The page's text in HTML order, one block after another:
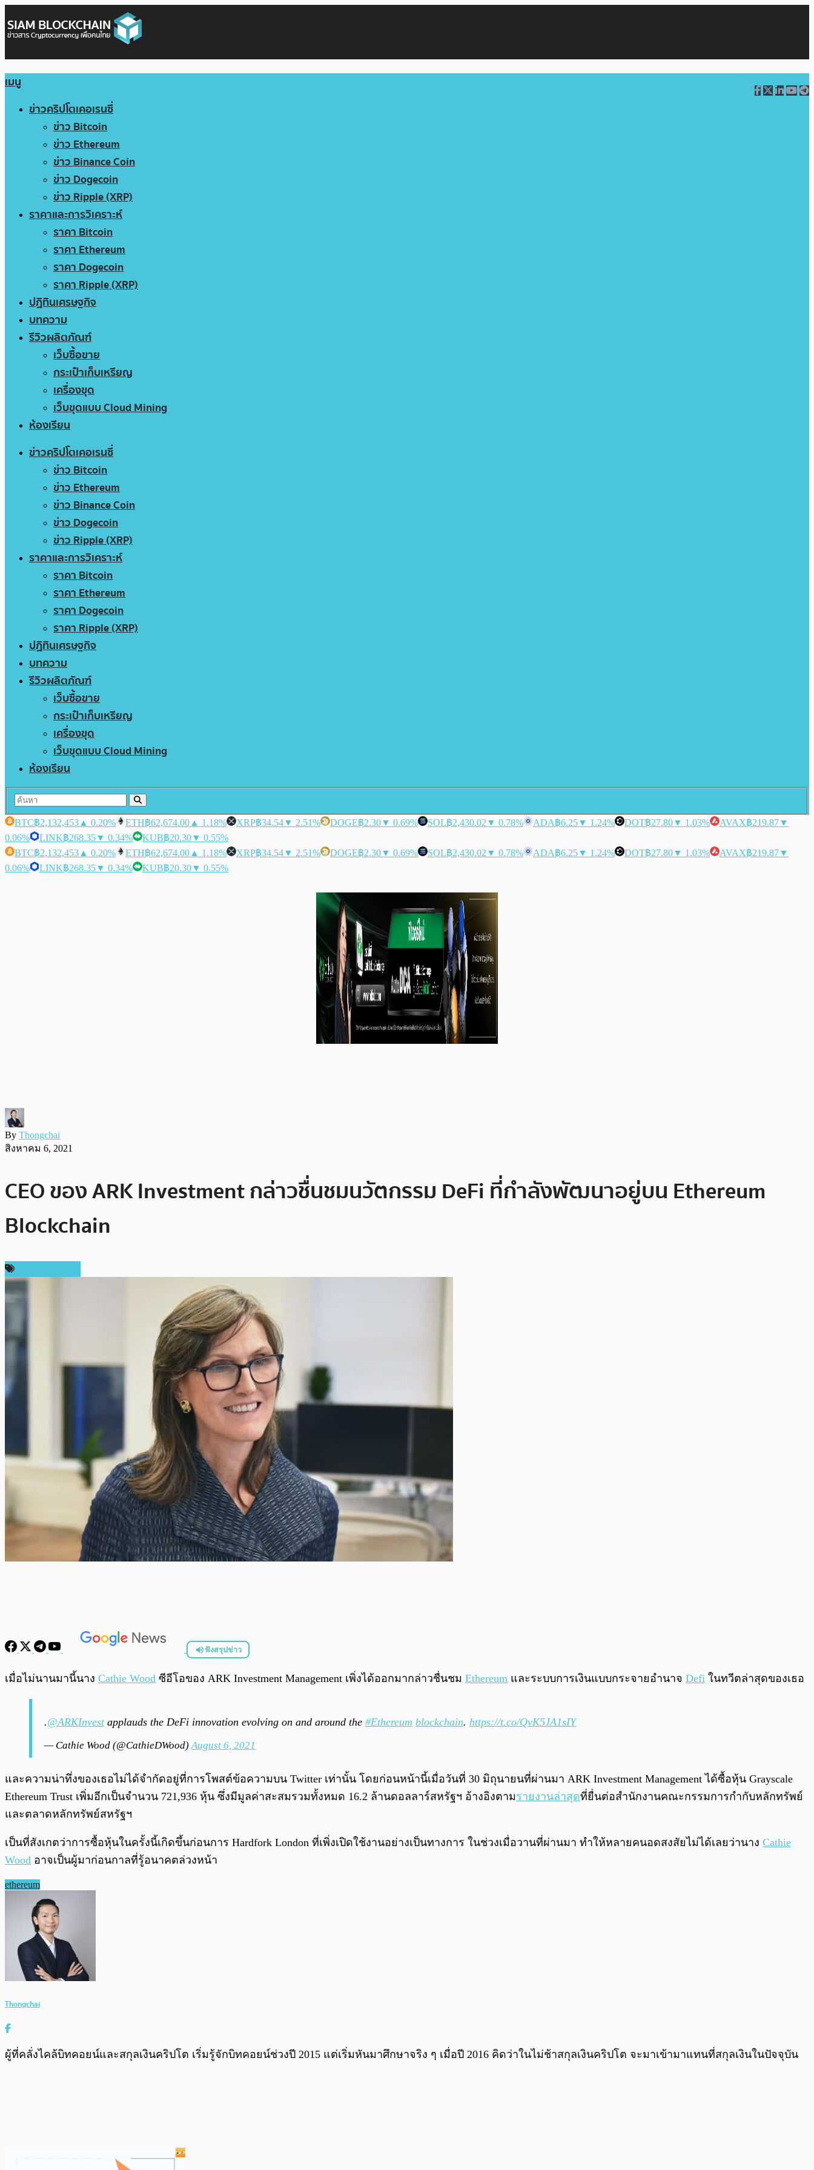
เมนู
ข่าวคริปโตเคอเรนซี่
ข่าว Bitcoin
ข่าว Ethereum
ข่าว Binance Coin
ข่าว Dogecoin
ข่าว Ripple (XRP)
ราคาและการวิเคราะห์
ราคา Bitcoin
ราคา Ethereum
ราคา Dogecoin
ราคา Ripple (XRP)
ปฏิทินเศรษฐกิจ
บทความ
รีวิวผลิตภัณฑ์
เว็บซื้อขาย
กระเป๋าเก็บเหรียญ
เครื่องขุด
เว็บขุดแบบ Cloud Mining
ห้องเรียน
ข่าวคริปโตเคอเรนซี่
ข่าว Bitcoin
ข่าว Ethereum
ข่าว Binance Coin
ข่าว Dogecoin
ข่าว Ripple (XRP)
ราคาและการวิเคราะห์
ราคา Bitcoin
ราคา Ethereum
ราคา Dogecoin
ราคา Ripple (XRP)
ปฏิทินเศรษฐกิจ
บทความ
รีวิวผลิตภัณฑ์
เว็บซื้อขาย
กระเป๋าเก็บเหรียญ
เครื่องขุด
เว็บขุดแบบ Cloud Mining
ห้องเรียน
BTC฿2,132,453 ▲ 0.20% ETH฿62,674.00 ▲ 1.18% XRP฿34.54▼ 2.51% DOGE฿2.30▼ 0.69% SOL฿2,430.02 ▼ 0.78% ADA฿6.25▼ 1.24% DOT฿27.80▼ 1.03% AVAX฿219.87▼
0.06%
LINK฿268.35▼ 0.34% KUB฿20.30▼ 0.55%
BTC฿2,132,453 ▲ 0.20% ETH฿62,674.00 ▲ 1.18% XRP฿34.54▼ 2.51% DOGE฿2.30▼ 0.69% SOL฿2,430.02 ▼ 0.78% ADA฿6.25▼ 1.24% DOT฿27.80▼ 1.03% AVAX฿219.87▼
0.06%
LINK฿268.35▼ 0.34% KUB฿20.30▼ 0.55%
By Thongchai
สิงหาคม 6, 2021
CEO ของ ARK Investment กล่าวชื่นชมนวัตกรรม DeFi ที่กำลังพัฒนาอยู่บน Ethereum
Blockchain
ฟังสรุปข่าว
0:00 /
เมื่อไม่นานมานี้นาง Cathie Wood ซีอีโอของ ARK Investment Management เพิ่งได้ออกมากล่าวชื่นชม Ethereum และระบบการเงินแบบกระจายอำนาจ Defi ในทวีตล่าสุดของเธอ
.@ARKInvestapplauds the DeFi innovation evolving on and around the #Ethereum blockchain. https://t.co/QvK5JA1sIY
— Cathie Wood (@CathieDWood)August 6, 2021
และความน่าทึ่งของเธอไม่ได้จำกัดอยู่ที่การโพสต์ข้อความบน Twitter เท่านั้น โดยก่อนหน้านี้เมื่อวันที่ 30 มิถุนายนที่ผ่านมา ARK Investment Management ได้ซื้อหุ้น Grayscale
Ethereum Trust เพิ่มอีกเป็นจำนวน 721,936 หุ้น ซึ่งมีมูลค่าสะสมรวมทั้งหมด 16.2 ล้านดอลลาร์สหรัฐฯ อ้างอิงตามรายงานล่าสุดที่ยื่นต่อสำนักงานคณะกรรมการกำกับหลักทรัพย์
และตลาดหลักทรัพย์สหรัฐฯ
เป็นที่สังเกตว่าการซื้อหุ้นในครั้งนี้เกิดขึ้นก่อนการ Hardfork London ที่เพิ่งเปิดใช้งานอย่างเป็นทางการ ในช่วงเมื่อวานที่ผ่านมา ทำให้หลายคนอดสงสัยไม่ได้เลยว่านาง Cathie
Wood อาจเป็นผู้มาก่อนกาลที่รู้อนาคตล่วงหน้า
ethereum
Thongchai
ผู้ที่คลั่งไคล้บิทคอยน์และสกุลเงินคริปโต เริ่มรู้จักบิทคอยน์ช่วงปี 2015 แต่เริ่มหันมาศึกษาจริง ๆ เมื่อปี 2016 คิดว่าในไม่ช้าสกุลเงินคริปโต จะมาเข้ามาแทนที่สกุลเงินในปัจจุบัน